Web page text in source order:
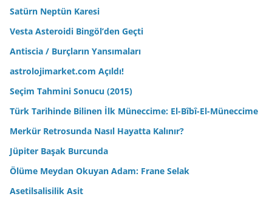
Satürn Neptün Karesi
Vesta Asteroidi Bingöl’den Geçti
Antiscia / Burçların Yansımaları
astrolojimarket.com Açıldı!
Seçim Tahmini Sonucu (2015)
Türk Tarihinde Bilinen İlk Müneccime: El-Bîbî-El-Müneccime
Merkür Retrosunda Nasıl Hayatta Kalınır?
Jüpiter Başak Burcunda
Ölüme Meydan Okuyan Adam: Frane Selak
Asetilsalisilik Asit